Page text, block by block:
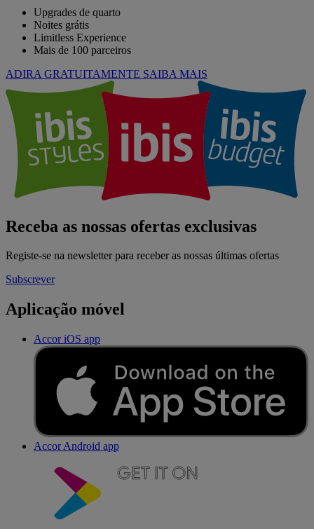
Upgrades de quarto
Noites grátis
Limitless Experience
Mais de 100 parceiros
ADIRA GRATUITAMENTE SAIBA MAIS
Receba as nossas ofertas exclusivas
Registe-se na newsletter para receber as nossas últimas ofertas
Subscrever
Aplicação móvel
Accor iOS app
Accor Android app